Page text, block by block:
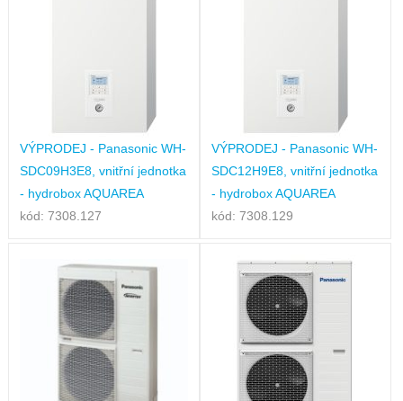
VÝPRODEJ - Panasonic WH-
SDC09H3E8, vnitřní jednotka
- hydrobox AQUAREA
kód: 7308.127
VÝPRODEJ - Panasonic WH-
SDC12H9E8, vnitřní jednotka
- hydrobox AQUAREA
kód: 7308.129